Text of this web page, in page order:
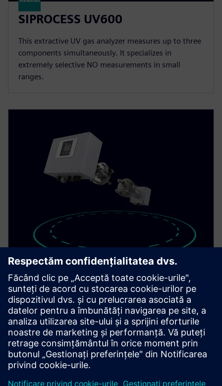
SIPROCESS UV600
This extractive UV gas analyzer measures up to three
components simultaneously. It specializes in
extremely selective NO measurements in small
ranges.
SITRANS TDL
Achieve fast, selective gas measurement with the in-
situ gas analyzer SITRANS TDL for a wide range of
different gases.